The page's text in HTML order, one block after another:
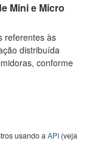
Mini e Micro
referentes às
distribuída
conforme
usando a API (veja